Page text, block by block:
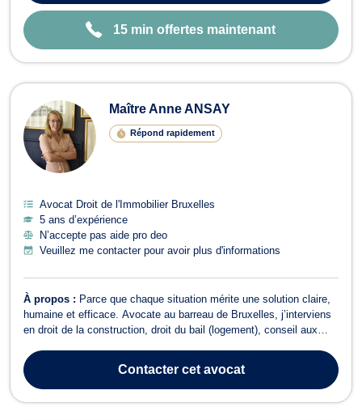
15 min offertes maintenant
Maître Anne ANSAY
Répond rapidement
Avocat Droit de l'Immobilier Bruxelles
5 ans d’expérience
N’accepte pas aide pro deo
Veuillez me contacter pour avoir plus d'informations
À propos : Parce que chaque situation mérite une solution claire,
humaine et efficace. Avocate au barreau de Bruxelles, j’interviens
en droit de la construction, droit du bail (logement), conseil aux
particuliers et professionnels dans la prévention et la résolution de
leurs...
Contactercet avocat